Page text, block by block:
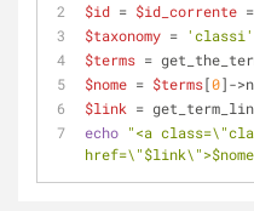
$id = $id_corrente
$taxonomy = 'classi'
$terms =
$nome = $terms[0]-
$link =
echo "<a
href=\"$link\">$nome